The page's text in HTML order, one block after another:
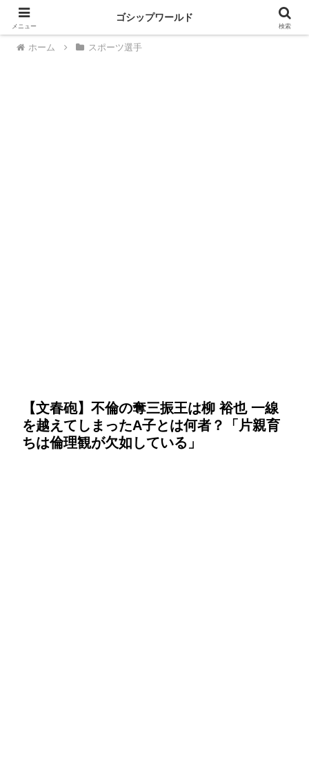
ホーム スポーツ選手
【文春砲】不倫の奪三振王は柳 裕也 一線
を越えてしまったA子とは何者？「片親育
ちは倫理観が欠如している」
メニュー
ゴシップワールド
検索